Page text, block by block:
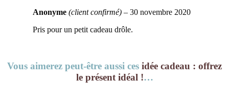
Anonyme (client confirmé) – 30 novembre 2020
Pris pour un petit cadeau drôle.
Vous aimerez peut-être aussi ces idée cadeau : offrez
le présent idéal !…